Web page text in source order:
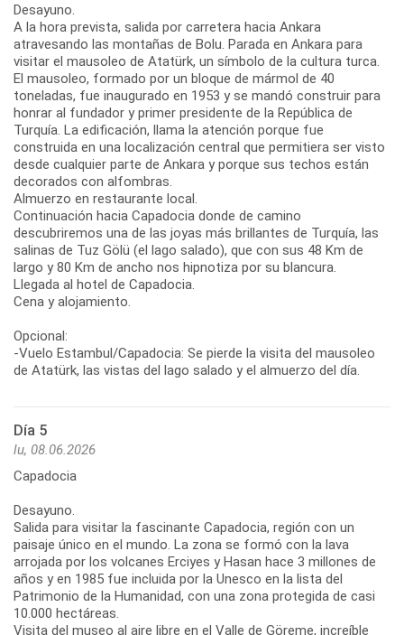
Desayuno.
A la hora prevista, salida por carretera hacia Ankara
atravesando las montañas de Bolu. Parada en Ankara para
visitar el mausoleo de Atatürk, un símbolo de la cultura turca.
El mausoleo, formado por un bloque de mármol de 40
toneladas, fue inaugurado en 1953 y se mandó construir para
honrar al fundador y primer presidente de la República de
Turquía. La edificación, llama la atención porque fue
construida en una localización central que permitiera ser visto
desde cualquier parte de Ankara y porque sus techos están
decorados con alfombras.
Almuerzo en restaurante local.
Continuación hacia Capadocia donde de camino
descubriremos una de las joyas más brillantes de Turquía, las
salinas de Tuz Gölü (el lago salado), que con sus 48 Km de
largo y 80 Km de ancho nos hipnotiza por su blancura.
Llegada al hotel de Capadocia.
Cena y alojamiento.
Opcional:
-Vuelo Estambul/Capadocia: Se pierde la visita del mausoleo
de Atatürk, las vistas del lago salado y el almuerzo del día.
Día 5
lu, 08.06.2026
Capadocia
Desayuno.
Salida para visitar la fascinante Capadocia, región con un
paisaje único en el mundo. La zona se formó con la lava
arrojada por los volcanes Erciyes y Hasan hace 3 millones de
años y en 1985 fue incluida por la Unesco en la lista del
Patrimonio de la Humanidad, con una zona protegida de casi
10.000 hectáreas.
Visita del museo al aire libre en el Valle de Göreme, increíble